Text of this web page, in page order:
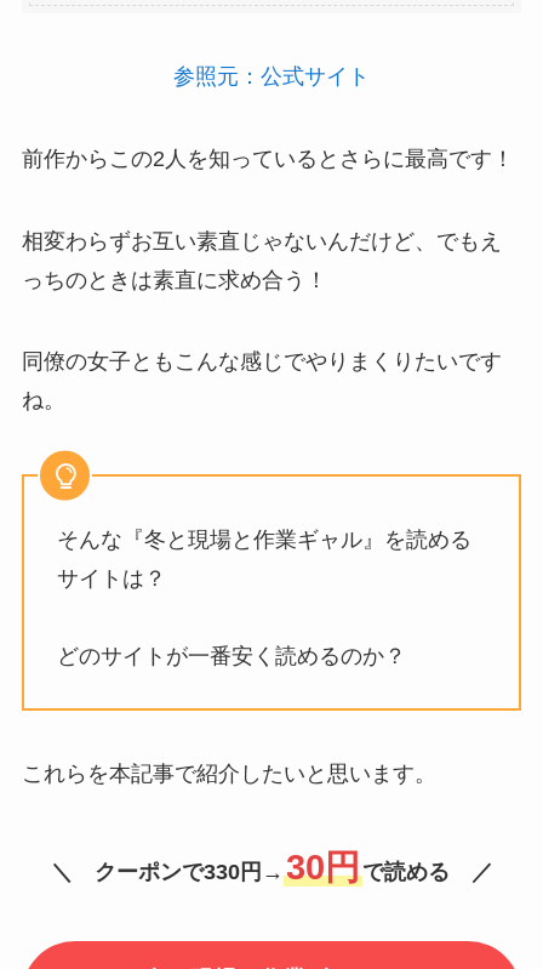
参照元：公式サイト
前作からこの2人を知っているとさらに最高です！
相変わらずお互い素直じゃないんだけど、でもえ
っちのときは素直に求め合う！
同僚の女子ともこんな感じでやりまくりたいです
ね。
そんな『冬と現場と作業ギャル』を読める
サイトは？
どのサイトが一番安く読めるのか？
これらを本記事で紹介したいと思います。
＼ クーポンで330円→ 30円で読める ／